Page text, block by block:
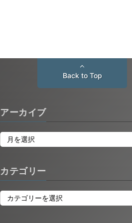
Back to Top
アーカイブ
カテゴリー